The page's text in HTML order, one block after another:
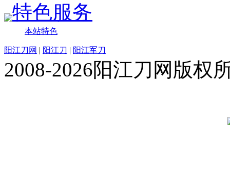
特色服务
本站特色
阳江刀网 | 阳江刀 | 阳江军刀
2008-2026阳江刀网版权